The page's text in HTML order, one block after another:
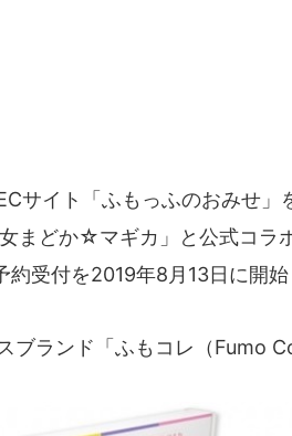
サイト「ふもっふのおみせ」
まどか☆マギカ」と公式コラ
受付を2019年8月13日に開始
ブランド「ふもコレ（Fumo